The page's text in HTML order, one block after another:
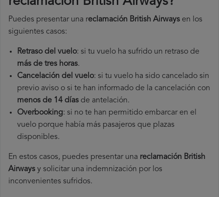
Puedes presentar una reclamación British Airways en los
siguientes casos:
Retraso del vuelo: si tu vuelo ha sufrido un retraso de
más de tres horas.
Cancelación del vuelo: si tu vuelo ha sido cancelado sin
previo aviso o si te han informado de la cancelación con
menos de 14 días de antelación.
Overbooking: si no te han permitido embarcar en el
vuelo porque había más pasajeros que plazas
disponibles.
En estos casos, puedes presentar una reclamación British
Airways​ y solicitar una indemnización por los
inconvenientes sufridos.